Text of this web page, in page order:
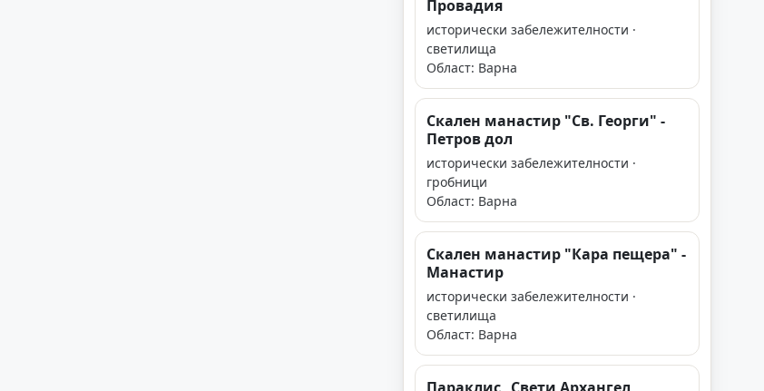
Провадия
исторически забележителности ·
светилища
Област: Варна
Скален манастир "Св. Георги" -
Петров дол
исторически забележителности ·
гробници
Област: Варна
Скален манастир "Кара пещера" -
Манастир
исторически забележителности ·
светилища
Област: Варна